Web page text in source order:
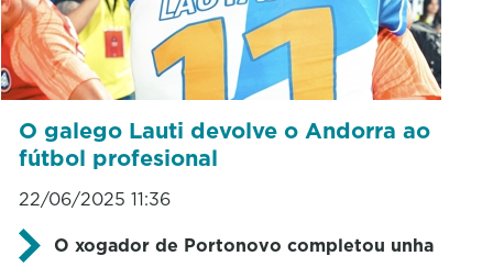
O galego Lauti devolve o Andorra ao
fútbol profesional
22/06/2025 11:36
O xogador de Portonovo completou unha